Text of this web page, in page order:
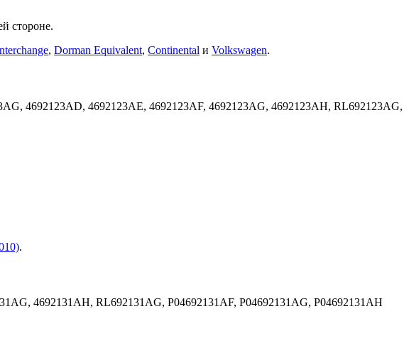
стороне.
, Dorman Equivalent, Continental и Volkswagen.
4692123AD, 4692123AE, 4692123AF, 4692123AG, 4692123AH, RL692123AG,
.
4692131AH, RL692131AG, P04692131AF, P04692131AG, P04692131AH